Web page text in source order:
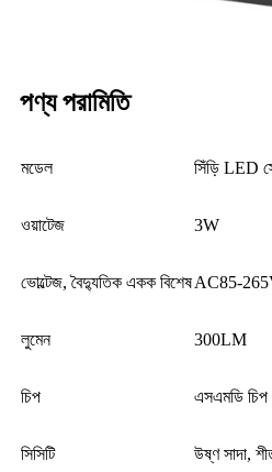
পণ্য পরামিতি
মডেল সিঁড়ি LED
ওয়াটেজ 3W
ভোল্টেজ, বৈদ্যুতিক একক বিশেষAC85-
লুমেন 300LM
চিপ এসএমডি চিপ
সিসিটি উষ্ণ সাদা,